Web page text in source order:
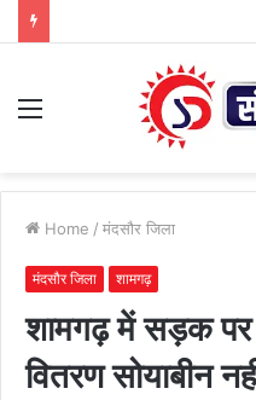
Menu
Home / मंदसौर जिला
मंदसौर जिला शामगढ़
शामगढ़ में सड़क पर
वितरण सोयाबीन